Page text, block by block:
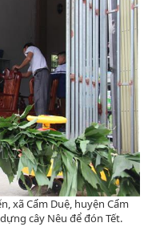
xã Cẩm Duệ, huyện Cẩm
cây Nêu để đón Tết.